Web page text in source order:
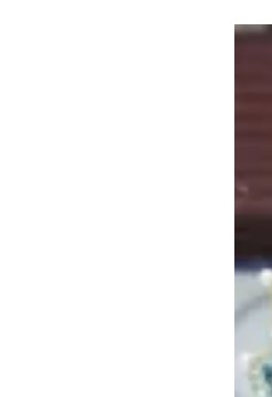
Другие рубрики
Реестр туроператоров